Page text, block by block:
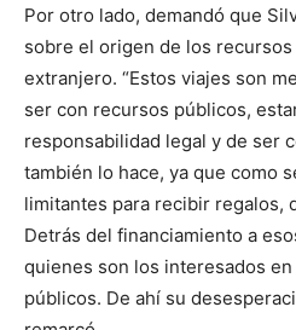
Por otro lado, demandó que
sobre el origen de los
extranjero. “Estos viajes son
ser con recursos públicos,
responsabilidad legal y de ser
también lo hace, ya que como
limitantes para recibir regalos,
Detrás del financiamiento a
quienes son los interesados
públicos. De ahí su